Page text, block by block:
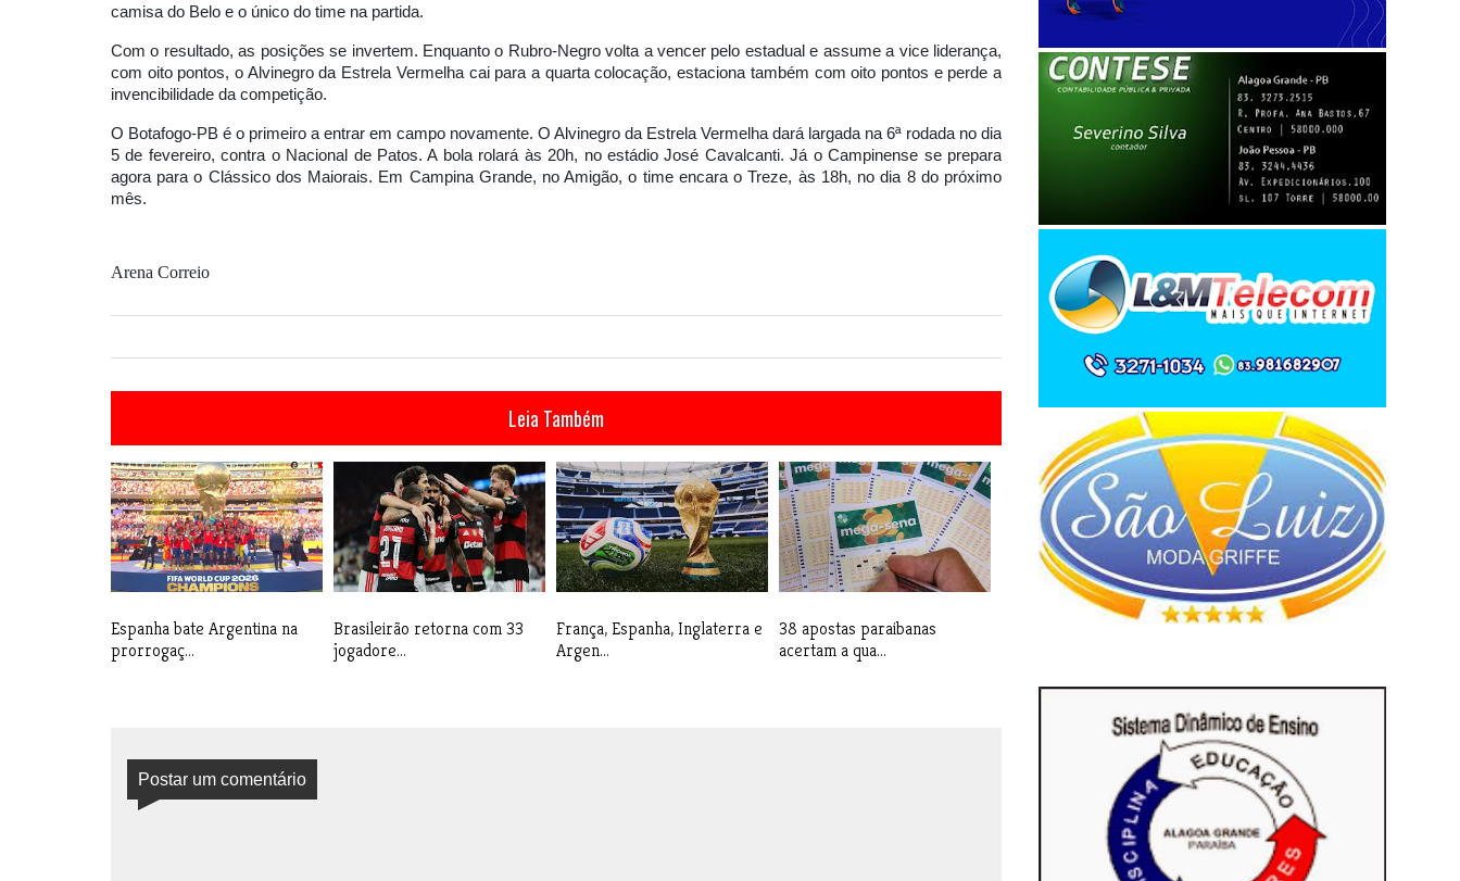
camisa do Belo e o único do time na partida.
Com o resultado, as posições se invertem. Enquanto o Rubro-Negro volta a vencer pelo estadual e assume a vice liderança,
com oito pontos, o Alvinegro da Estrela Vermelha cai para a quarta colocação, estaciona também com oito pontos e perde a
invencibilidade da competição.
O Botafogo-PB é o primeiro a entrar em campo novamente. O Alvinegro da Estrela Vermelha dará largada na 6ª rodada no dia
5 de fevereiro, contra o Nacional de Patos. A bola rolará às 20h, no estádio José Cavalcanti. Já o Campinense se prepara
agora para o Clássico dos Maiorais. Em Campina Grande, no Amigão, o time encara o Treze, às 18h, no dia 8 do próximo
mês.
Arena Correio
Leia Também
Espanha bate Argentina na
prorrogaç...
Brasileirão retorna com 33
jogadore...
França, Espanha, Inglaterra e
Argen...
38 apostas paraibanas
acertam a qua...
Postar um comentário